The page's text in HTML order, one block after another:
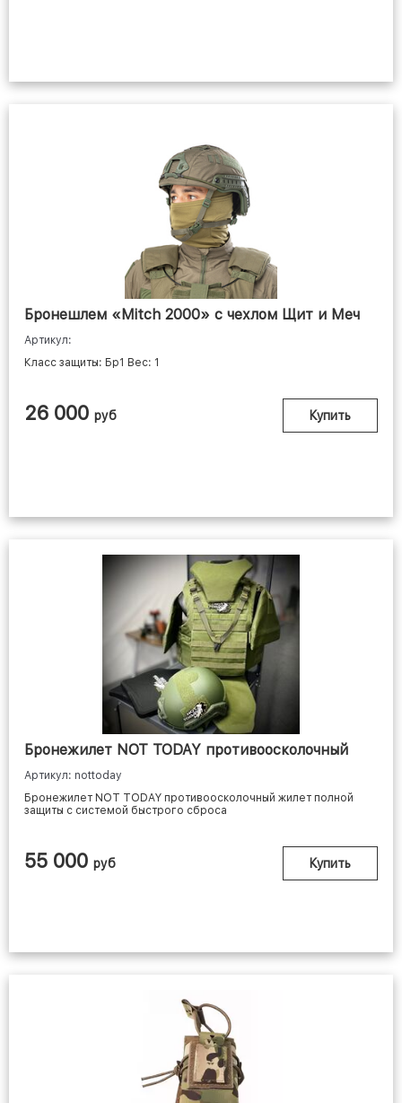
Бронешлем «Mitch 2000» с чехлом Щит и Меч
Артикул:
Класс защиты: Бр1 Вес: 1
26 000 руб Купить
Бронежилет NOT TODAY противоосколочный
Артикул: nottoday
Бронежилет NOT TODAY противоосколочный жилет полной
защиты с системой быстрого сброса
55 000 руб Купить